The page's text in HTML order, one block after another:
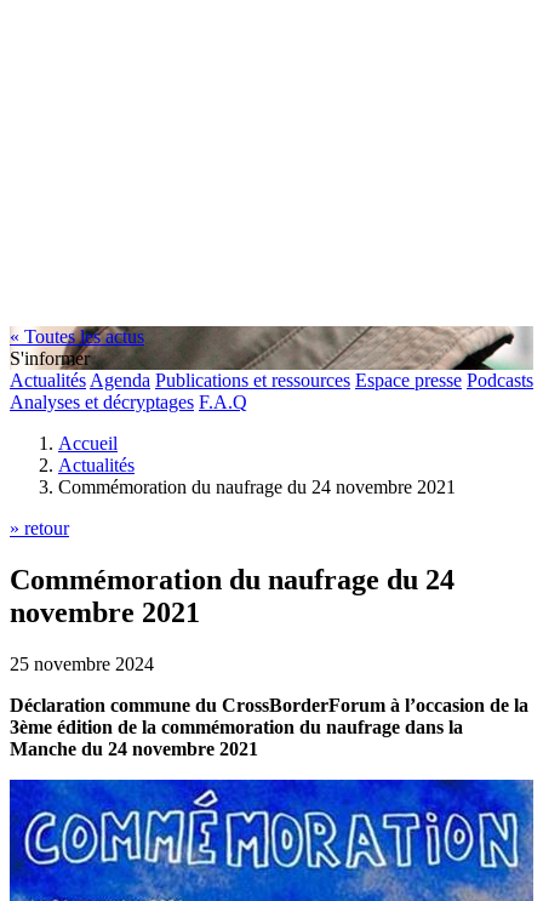
« Toutes les actus
S'informer
Actualités Agenda Publications et ressources Espace presse Podcasts
Analyses et décryptages F.A.Q
Accueil
Actualités
Commémoration du naufrage du 24 novembre 2021
» retour
Commémoration du naufrage du 24
novembre 2021
25 novembre 2024
Déclaration commune du CrossBorderForum à l’occasion de la
3ème édition de la commémoration du naufrage dans la
Manche du 24 novembre 2021